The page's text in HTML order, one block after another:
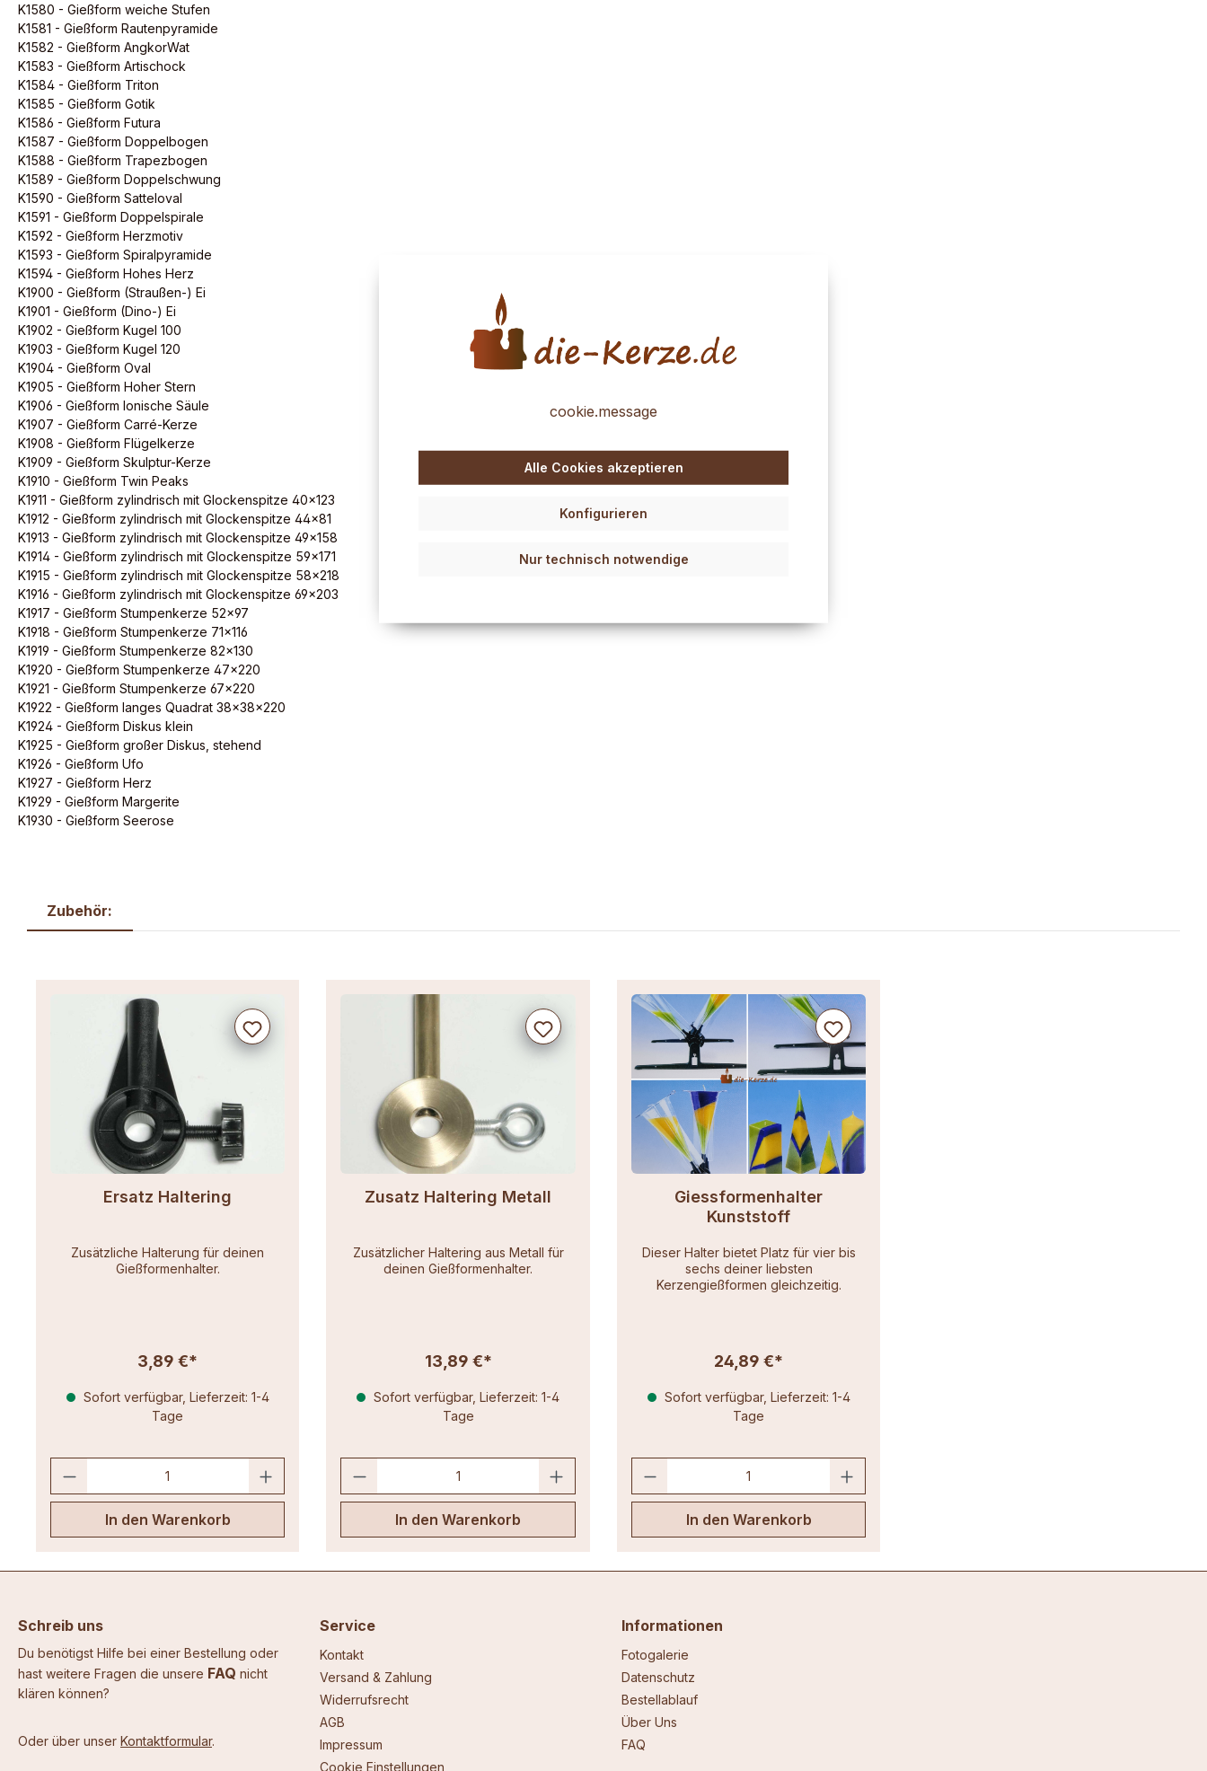
K1580 - Gießform weiche Stufen
K1581 - Gießform Rautenpyramide
K1582 - Gießform AngkorWat
K1583 - Gießform Artischock
K1584 - Gießform Triton
K1585 - Gießform Gotik
K1586 - Gießform Futura
K1587 - Gießform Doppelbogen
K1588 - Gießform Trapezbogen
K1589 - Gießform Doppelschwung
K1590 - Gießform Satteloval
K1591 - Gießform Doppelspirale
K1592 - Gießform Herzmotiv
K1593 - Gießform Spiralpyramide
K1594 - Gießform Hohes Herz
K1900 - Gießform (Straußen-) Ei
K1901 - Gießform (Dino-) Ei
K1902 - Gießform Kugel 100
K1903 - Gießform Kugel 120
K1904 - Gießform Oval
K1905 - Gießform Hoher Stern
K1906 - Gießform Ionische Säule
K1907 - Gießform Carré-Kerze
K1908 - Gießform Flügelkerze
K1909 - Gießform Skulptur-Kerze
K1910 - Gießform Twin Peaks
K1911 - Gießform zylindrisch mit Glockenspitze 40x123
K1912 - Gießform zylindrisch mit Glockenspitze 44x81
K1913 - Gießform zylindrisch mit Glockenspitze 49x158
K1914 - Gießform zylindrisch mit Glockenspitze 59x171
K1915 - Gießform zylindrisch mit Glockenspitze 58x218
K1916 - Gießform zylindrisch mit Glockenspitze 69x203
K1917 - Gießform Stumpenkerze 52x97
K1918 - Gießform Stumpenkerze 71x116
K1919 - Gießform Stumpenkerze 82x130
K1920 - Gießform Stumpenkerze 47x220
K1921 - Gießform Stumpenkerze 67x220
K1922 - Gießform langes Quadrat 38x38x220
K1924 - Gießform Diskus klein
K1925 - Gießform großer Diskus, stehend
K1926 - Gießform Ufo
K1927 - Gießform Herz
K1929 - Gießform Margerite
K1930 - Gießform Seerose
Zubehör:
Ersatz Haltering
Zusätzliche Halterung für deinen
Gießformenhalter.
3,89 €*
Sofort verfügbar, Lieferzeit: 1-4
Tage
In den Warenkorb
Zusatz Haltering Metall
Zusätzlicher Haltering aus Metall für
deinen Gießformenhalter.
13,89 €*
Sofort verfügbar, Lieferzeit: 1-4
Tage
In den Warenkorb
Giessformenhalter
Kunststoff
Dieser Halter bietet Platz für vier bis
sechs deiner liebsten
Kerzengießformen gleichzeitig.
24,89 €*
Sofort verfügbar, Lieferzeit: 1-4
Tage
In den Warenkorb
Schreib uns
Du benötigst Hilfe bei einer Bestellung oder
hast weitere Fragen die unsere FAQ nicht
klären können?
Oder über unser Kontaktformular.
Service
Kontakt
Versand & Zahlung
Widerrufsrecht
AGB
Impressum
Cookie Einstellungen
Informationen
Fotogalerie
Datenschutz
Bestellablauf
Über Uns
FAQ
cookie.message
Nur technisch notwendige
Konfigurieren
Alle Cookies akzeptieren